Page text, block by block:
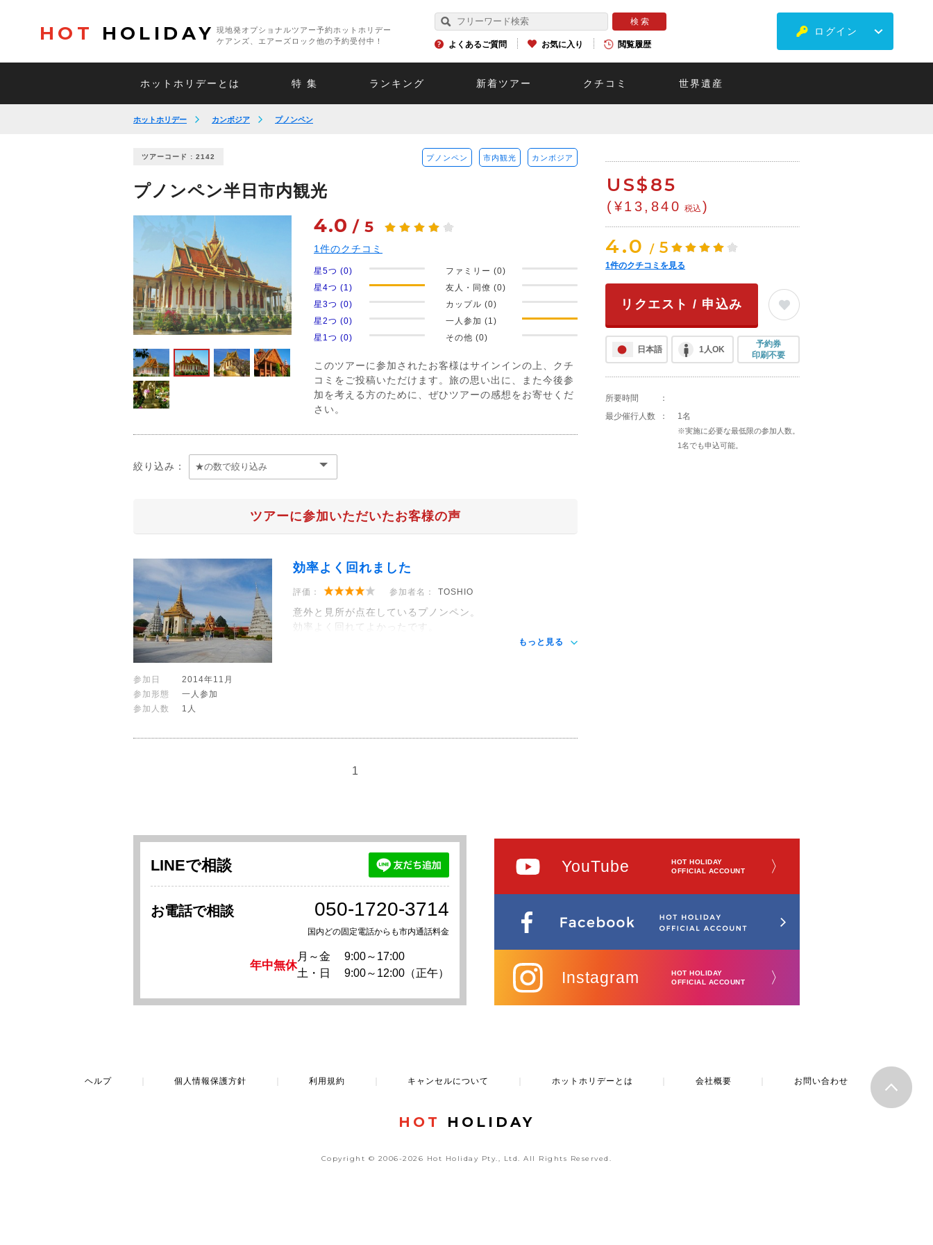
HOT HOLIDAY
現地発オプショナルツアー予約ホットホリデー
ケアンズ、エアーズロック他の予約受付中！
よくあるご質問 お気に入り 閲覧履歴
ログイン
ホットホリデーとは 特 集 ランキング 新着ツアー クチコミ 世界遺産
ホットホリデー カンボジア プノンペン
ツアーコード : 2142 プノンペン 市内観光 カンボジア
プノンペン半日市内観光
4.0 / 5
1件のクチコミ
星5つ (0)
星4つ (1)
星3つ (0)
星2つ (0)
星1つ (0)
ファミリー (0)
友人・同僚 (0)
カップル (0)
一人参加 (1)
その他 (0)
このツアーに参加されたお客様はサインインの上、クチ
コミをご投稿いただけます。旅の思い出に、また今後参
加を考える方のために、ぜひツアーの感想をお寄せくだ
さい。
絞り込み：
ツアーに参加いただいたお客様の声
効率よく回れました
評価： 参加者名： TOSHIO
意外と見所が点在しているプノンペン。
効率よく回れてよかったです。
もっと見る
参加日
2014年11月
参加形態
一人参加
参加人数
1人
1
US$85
(¥13,840 税込 )
4.0 / 5
1件のクチコミを見る
リクエスト / 申込み
日本語 1人OK
予約券
印刷不要
所要時間
：
最少催行人数
： 1名
※実施に必要な最低限の参加人数。
1名でも申込可能。
LINEで相談
お電話で相談 050-1720-3714
国内どの固定電話からも市内通話料金
年中無休
月～金
9:00～17:00
土・日
9:00～12:00（正午）
YouTube
HOT HOLIDAY
OFFICIAL ACCOUNT
〉
Instagram
HOT HOLIDAY
OFFICIAL ACCOUNT
〉
ヘルプ 個人情報保護方針 利用規約 キャンセルについて ホットホリデーとは 会社概要 お問い合わせ
HOT HOLIDAY
Copyright © 2006-2026 Hot Holiday Pty., Ltd.All Rights Reserved.